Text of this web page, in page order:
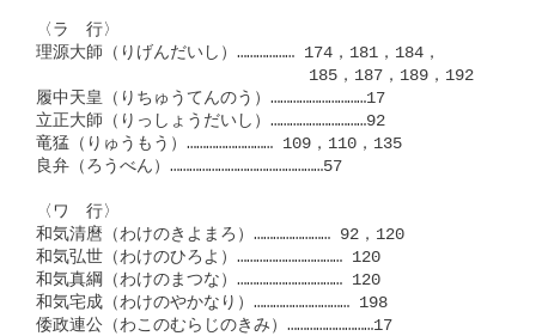
〈ラ　行〉
理源大師（りげんだいし）……………… 174，181，184，
185，187，189，192
履中天皇（りちゅうてんのう）…………………………17
立正大師（りっしょうだいし）…………………………92
竜猛（りゅうもう）……………………… 109，110，135
良弁（ろうべん）…………………………………………57
〈ワ　行〉
和気清麿（わけのきよまろ）…………………… 92，120
和気弘世（わけのひろよ）…………………………… 120
和気真綱（わけのまつな）…………………………… 120
和気宅成（わけのやかなり）………………………… 198
倭政連公（わこのむらじのきみ）………………………17